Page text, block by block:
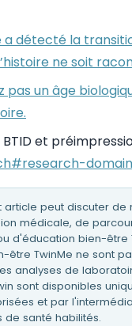
a détecté la
ne soit
pas un âge
et
article peut discuter de
médicale, de
d'éducation bien-être
être TwinMe ne sont
analyses de
sont disponibles
et par
de santé habilités.